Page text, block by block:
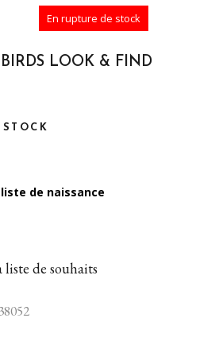
En rupture de stock
LOOK & FIND
de naissance
de souhaits